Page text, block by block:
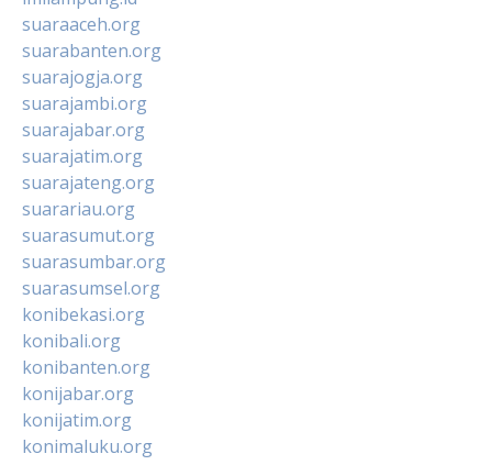
suaraaceh.org
suarabanten.org
suarajogja.org
suarajambi.org
suarajabar.org
suarajatim.org
suarajateng.org
suarariau.org
suarasumut.org
suarasumbar.org
suarasumsel.org
konibekasi.org
konibali.org
konibanten.org
konijabar.org
konijatim.org
konimaluku.org